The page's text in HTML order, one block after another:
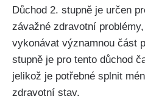
Důchod 2. stupně je určen
závažné zdravotní
vykonávat významnou část
stupně je pro tento důchod
jelikož je potřebné splnit
zdravotní stav.